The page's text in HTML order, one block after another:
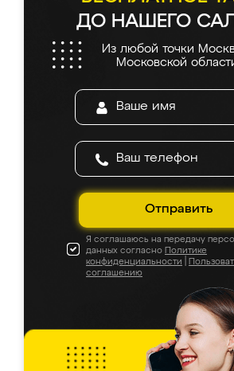
ДО НАШЕГО
Из любой точки
Московской
Отправить
Я соглашаюсь на передачу
данных согласно Политике
конфиденциальности
соглашению